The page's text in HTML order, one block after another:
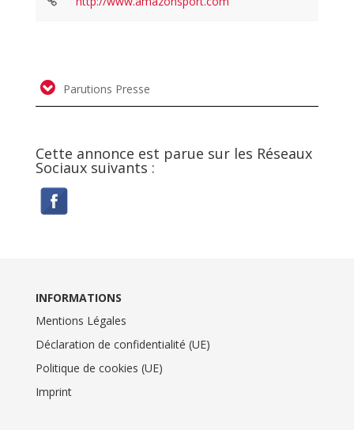
Parutions Presse
Cette annonce est parue sur les Réseaux
Sociaux suivants :
INFORMATIONS
Mentions Légales
Déclaration de confidentialité (UE)
Politique de cookies (UE)
Imprint